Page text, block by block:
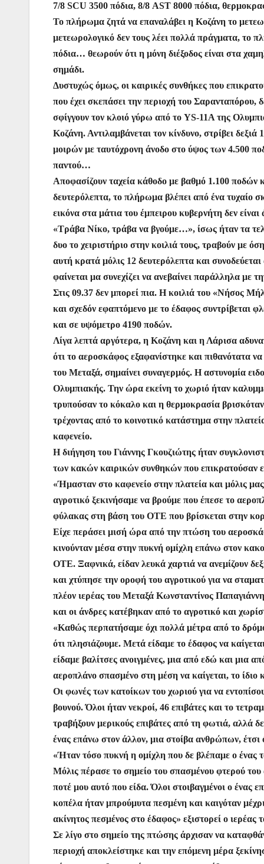
7/8 SCU 3500 πόδια, 8/8 AST 8000 πόδια,
Το πλήρωμα ζητά να επαναλάβει η Κοζάνη το
μετεωρολογικό δεν τους λέει πολλά πράγματα, το
πόδια… θεωρούν ότι η μόνη διέξοδος είναι στα
σημάδι.
Δυστυχώς όμως, οι καιρικές συνθήκες που
που έχει σκεπάσει την περιοχή του
σφίγγουν τον κλοιό γύρω από το YS-11A της
Κοζάνη. Αντιλαμβάνεται τον κίνδυνο, στρίβει
μοιρών με ταυτόχρονη άνοδο στο ύψος των 4.500
παντού…
Αποφασίζουν ταχεία κάθοδο με βαθμό 1.100 ποδών
δευτερόλεπτα, το πλήρωμα βλέπει από ένα τυχαίο
εικόνα στα μάτια του έμπειρου κυβερνήτη δεν
«Τράβα Νίκο, τράβα να βγούμε…», ίσως ήταν τα
δυο το χειριστήριο στην κοιλιά τους, τραβούν με
αυτή κρατά μόλις 12 δευτερόλεπτα και
φαίνεται μα συνεχίζει να ανεβαίνει παράλληλα με
Στις 09.37 δεν μπορεί πια. Η κοιλιά του «Νήσος
και σχεδόν εφαπτόμενο με το έδαφος συντρίβεται
και σε υψόμετρο 4190 ποδών.
Λίγα λεπτά αργότερα, η Κοζάνη και η Λάρισα
ότι το αεροσκάφος εξαφανίστηκε και πιθανότατα
του Μεταξά, σημαίνει συναγερμός. Η αστυνομία
Ολυμπιακής. Την ώρα εκείνη το χωριό ήταν
τρυπούσαν το κόκαλο και η θερμοκρασία
τρέχοντας από το κοινοτικό κατάστημα στην
καφενείο.
Η διήγηση του Γιάννης Γκουζιώτης ήταν
των κακών καιρικών συνθηκών που επικρατούσαν
«Ήμασταν στο καφενείο στην πλατεία και μόλις
αγροτικό ξεκινήσαμε να βρούμε που έπεσε το
φύλακας στη βάση του ΟΤΕ που βρίσκεται στην
Είχε περάσει μισή ώρα από την πτώση του
κινούνταν μέσα στην πυκνή ομίχλη επάνω στον
ΟΤΕ. Ξαφνικά, είδαν λευκά χαρτιά να ανεμίζουν
και χτύπησε την οροφή του αγροτικού για να
πλέον ιερέας του Μεταξά Κωνσταντίνος
και οι άνδρες κατέβηκαν από το αγροτικό και
«Καθώς περπατήσαμε όχι πολλά μέτρα από το
ότι πλησιάζουμε. Μετά είδαμε το έδαφος να
είδαμε βαλίτσες ανοιγμένες, μια από εδώ και μια
αεροπλάνο σπασμένο στη μέση να καίγεται, το ίδιο
Οι φωνές των κατοίκων του χωριού για να
βουνού. Όλοι ήταν νεκροί, 46 επιβάτες και το
τραβήξουν μερικούς επιβάτες από τη φωτιά, αλλά
ένας επάνω στον άλλον, μια στοίβα ανθρώπων,
«Ήταν τόσο πυκνή η ομίχλη που δε βλέπαμε ο ένας
Μόλις πέρασε το σημείο του σπασμένου φτερού
ποτέ μου αυτό που είδα. Όλοι στοιβαγμένοι ο ένας
κοπέλα ήταν μπρούμυτα πεσμένη και καιγόταν
ακίνητος πεσμένος στο έδαφος» εξιστορεί ο
Σε λίγο στο σημείο της πτώσης άρχισαν να
περιοχή αποκλείστηκε και την επόμενη μέρα